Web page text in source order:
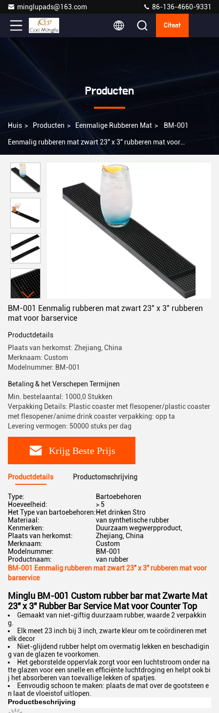
minglupads@163.com 86-136-4660-9331
Citaat
Producten
Huis > Producten > Eenmalige Rubberen Mat > BM-001
Eenmalig rubberen mat zwart 23" x 3" rubberen mat voor
BM-001 Eenmalig rubberen mat zwart 23" x 3" rubberen
mat voor barservice
Productdetails
Plaats van herkomst: Zhejiang, China
Merknaam: Custom
Modelnummer: BM-001
Betaling & het Verschepen Termijnen
Min. bestelaantal: 1000,0 Stukken
Verpakking Details: Plastic coaster met flesopener/plastic coaster
met flesopener/anime drink coaster verpakking: opp ta
Levering vermogen: 50000 stuks per dag
Krijg Beste Prijs
Productdetails Productomschrijving
Type:
Bartoebehoren
Hoeveelheid:
> 5
Het Type van bartoebehoren:Het drinken Stro
Materiaal:
van synthetische rubber
Kenmerken:
Duurzaam wegwerpproduct,
Plaats van herkomst:
Zhejiang, China
Merknaam:
Custom
Modelnummer:
BM-001
Productnaam:
van rubber
BM-001 Eenmalig rubberen mat zwart 23" x 3" rubberen mat voor
barservice
Minglu BM-001 Custom rubber bar mat Zwarte Mat
23" x 3" Rubber Bar Service Mat voor Counter Top
Gemaakt van niet-giftig duurzaam rubber, waarde 2 verpakkin
g.
Elk meet 23 inch bij 3 inch, zwarte kleur om te coördineren met
elk decor
Niet-glijdend rubber helpt om overmatig lekken en beschadigin
g van de glazen te voorkomen.
Het geborstelde oppervlak zorgt voor een luchtstroom onder na
tte glazen voor een snelle en efficiënte luchtdroging en helpt ook bi
j het absorberen van toevallige lekken of spatjes.
Eenvoudig schoon te maken: plaats de mat over de gootsteen e
n laat de vloeistof uitlopen.
Productbeschrijving